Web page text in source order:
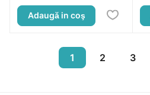
Adaugă in coş
1 2 3